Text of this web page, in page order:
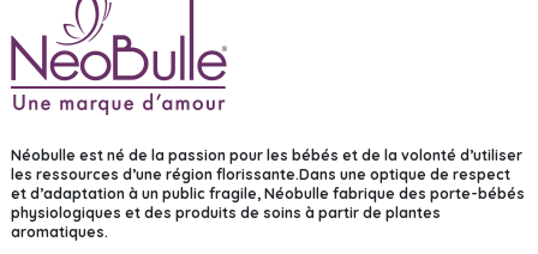
Néobulle est né de la passion pour les bébés et de la volonté d’utiliser
les ressources d’une région florissante.Dans une optique de respect
et d’adaptation à un public fragile, Néobulle fabrique des porte-bébés
physiologiques et des produits de soins à partir de plantes
aromatiques.